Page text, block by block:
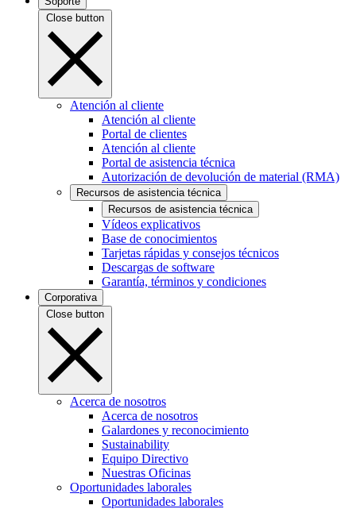
Close button
Atención al cliente
Atención al cliente
Portal de clientes
Atención al cliente
Portal de asistencia técnica
Autorización de devolución de material (RMA)
Recursos de asistencia técnica
Recursos de asistencia técnica
Vídeos explicativos
Base de conocimientos
Tarjetas rápidas y consejos técnicos
Descargas de software
Garantía, términos y condiciones
Corporativa
Close button
Acerca de nosotros
Acerca de nosotros
Galardones y reconocimiento
Sustainability
Equipo Directivo
Nuestras Oficinas
Oportunidades laborales
Oportunidades laborales